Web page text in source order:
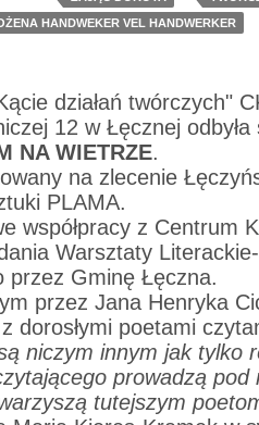
HANDWEKER VEL HANDWERKER
działań twórczych"
12 w Łęcznej
NA WIETRZE.
na zlecenie
PLAMA.
współpracy z Centrum
Warsztaty
przez Gminę Łęczna.
przez Jana Henryka
dorosłymi poetami
niczym innym jak tylko
prowadzą pod
tutejszym